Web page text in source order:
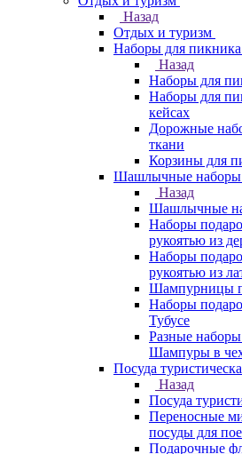
Назад
Отдых и туризм
Наборы для пикника
Назад
Наборы для
Наборы для
кейсах
Дорожные
ткани
Корзины для
Шашлычные наборы
Назад
Шашлычные
Наборы
рукоятью из
Наборы
рукоятью из
Шампурницы
Наборы
Тубусе
Разные
Шампуры в
Посуда
Назад
Посуда
Переносные
посуды для
Подарочные